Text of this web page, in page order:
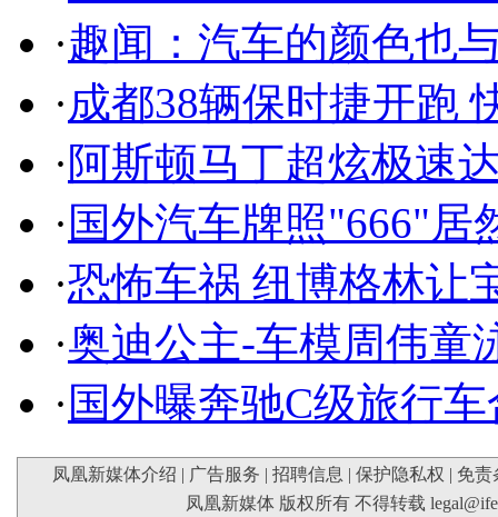
·趣闻：汽车的颜色也
·成都38辆保时捷开跑
·阿斯顿马丁超炫极速
· 国外汽车牌照"666"居
·恐怖车祸 纽博格林让
·奥迪公主-车模周伟童
· 国外曝奔驰C级旅行
凤凰新媒体介绍 | 广告服务 | 招聘信息 | 保护隐私权 | 免责
凤凰新媒体 版权所有 不得转载